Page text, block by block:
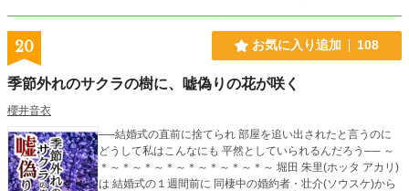
20 お気に入り追加 108
季節外れのサクラの樹に、嘘偽りの花が咲く
櫻井音衣
──結婚式の直前に捨てられ 部屋を追い出されたと言うのに
どうして私はこんなにも 平然としていられるんだろう── ～
＊～＊～＊～＊～＊～＊～＊～＊～ 堀田 朱里(ホッタ アカリ)
は 結婚式の１週間前に 同棲中の婚約者・壮介(ソウスケ)から